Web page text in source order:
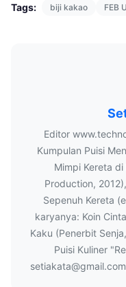
Tags: biji kakao FEB
Editor
Kumpulan Puisi
Mimpi Kereta
Production,
Sepenuh Kereta
karyanya: Koin
Kaku (Penerbit
Puisi Kuliner